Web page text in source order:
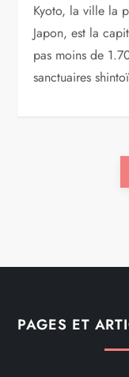
Kyoto, la ville la
Japon, est la
pas moins de
sanctuaires
n
PAGES ET